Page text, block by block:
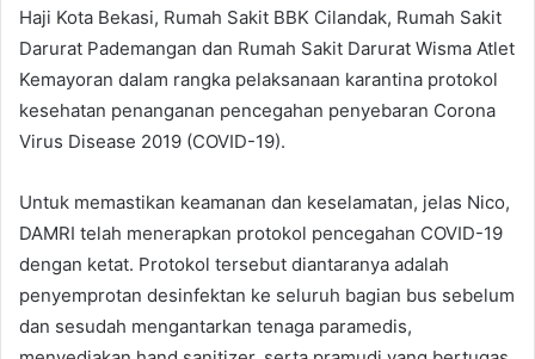
Haji Kota Bekasi, Rumah Sakit BBK Cilandak, Rumah Sakit
Darurat Pademangan dan Rumah Sakit Darurat Wisma Atlet
Kemayoran dalam rangka pelaksanaan karantina protokol
kesehatan penanganan pencegahan penyebaran Corona
Virus Disease 2019 (COVID-19).
Untuk memastikan keamanan dan keselamatan, jelas Nico,
DAMRI telah menerapkan protokol pencegahan COVID-19
dengan ketat. Protokol tersebut diantaranya adalah
penyemprotan desinfektan ke seluruh bagian bus sebelum
dan sesudah mengantarkan tenaga paramedis,